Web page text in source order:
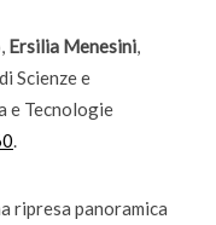
Ersilia Menesini,
Scienze e
e Tecnologie
.
ripresa panoramica